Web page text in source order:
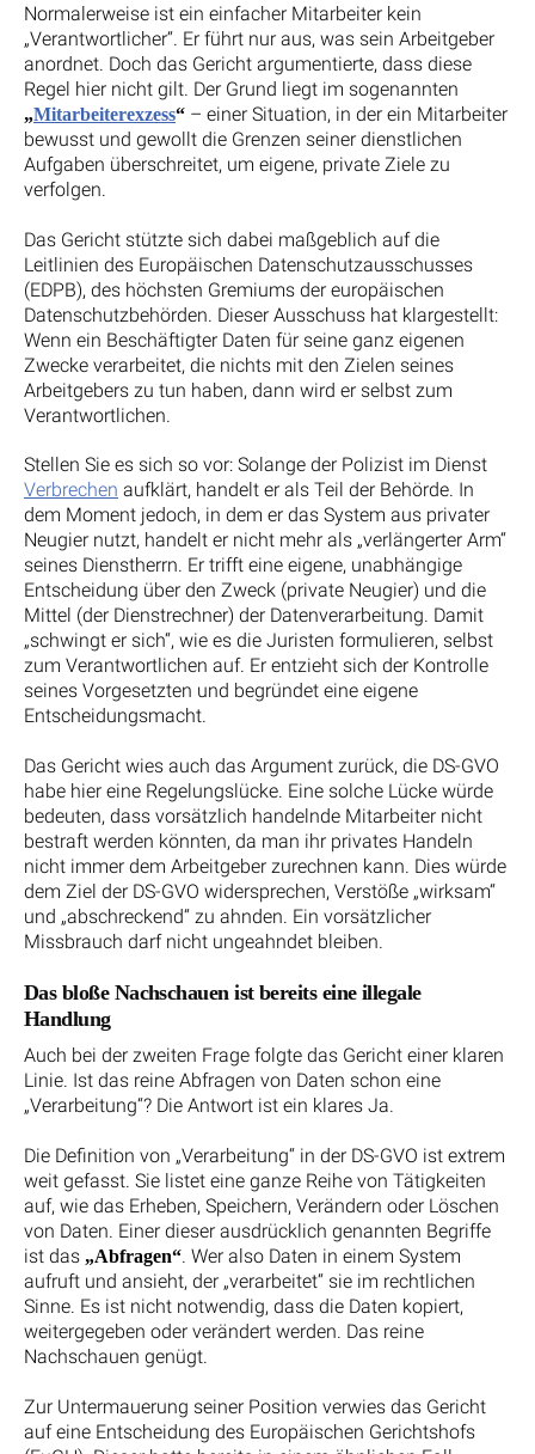
Normalerweise ist ein einfacher Mitarbeiter kein
„Verantwortlicher“. Er führt nur aus, was sein Arbeitgeber
anordnet. Doch das Gericht argumentierte, dass diese
Regel hier nicht gilt. Der Grund liegt im sogenannten
„Mitarbeiterexzess“ – einer Situation, in der ein Mitarbeiter
bewusst und gewollt die Grenzen seiner dienstlichen
Aufgaben überschreitet, um eigene, private Ziele zu
verfolgen.
Das Gericht stützte sich dabei maßgeblich auf die
Leitlinien des Europäischen Datenschutzausschusses
(EDPB), des höchsten Gremiums der europäischen
Datenschutzbehörden. Dieser Ausschuss hat klargestellt:
Wenn ein Beschäftigter Daten für seine ganz eigenen
Zwecke verarbeitet, die nichts mit den Zielen seines
Arbeitgebers zu tun haben, dann wird er selbst zum
Verantwortlichen.
Stellen Sie es sich so vor: Solange der Polizist im Dienst
Verbrechen aufklärt, handelt er als Teil der Behörde. In
dem Moment jedoch, in dem er das System aus privater
Neugier nutzt, handelt er nicht mehr als „verlängerter Arm“
seines Dienstherrn. Er trifft eine eigene, unabhängige
Entscheidung über den Zweck (private Neugier) und die
Mittel (der Dienstrechner) der Datenverarbeitung. Damit
„schwingt er sich“, wie es die Juristen formulieren, selbst
zum Verantwortlichen auf. Er entzieht sich der Kontrolle
seines Vorgesetzten und begründet eine eigene
Entscheidungsmacht.
Das Gericht wies auch das Argument zurück, die DS-GVO
habe hier eine Regelungslücke. Eine solche Lücke würde
bedeuten, dass vorsätzlich handelnde Mitarbeiter nicht
bestraft werden könnten, da man ihr privates Handeln
nicht immer dem Arbeitgeber zurechnen kann. Dies würde
dem Ziel der DS-GVO widersprechen, Verstöße „wirksam“
und „abschreckend“ zu ahnden. Ein vorsätzlicher
Missbrauch darf nicht ungeahndet bleiben.
Das bloße Nachschauen ist bereits eine illegale
Handlung
Auch bei der zweiten Frage folgte das Gericht einer klaren
Linie. Ist das reine Abfragen von Daten schon eine
„Verarbeitung“? Die Antwort ist ein klares Ja.
Die Definition von „Verarbeitung“ in der DS-GVO ist extrem
weit gefasst. Sie listet eine ganze Reihe von Tätigkeiten
auf, wie das Erheben, Speichern, Verändern oder Löschen
von Daten. Einer dieser ausdrücklich genannten Begriffe
ist das „Abfragen“. Wer also Daten in einem System
aufruft und ansieht, der „verarbeitet“ sie im rechtlichen
Sinne. Es ist nicht notwendig, dass die Daten kopiert,
weitergegeben oder verändert werden. Das reine
Nachschauen genügt.
Zur Untermauerung seiner Position verwies das Gericht
auf eine Entscheidung des Europäischen Gerichtshofs